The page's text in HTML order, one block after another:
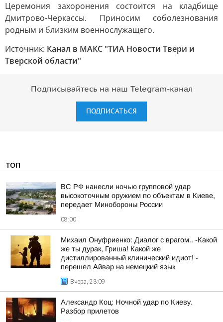
Церемония захоронения состоится на кладбище
Дмитрово-Черкассы. Приносим соболезнования
родным и близким военнослужащего.
Источник: Канал в МАКС "ТИА Новости Твери и
Тверской области"
Подписывайтесь на наш Telegram-канал
ПОДПИСАТЬСЯ
ТОП
ВС РФ нанесли ночью групповой удар
высокоточным оружием по объектам в Киеве,
передает Минобороны России
08:00
Михаил Онуфриенко: Диалог с врагом.. -Какой
же ты дурак, Гриша! Какой же
дистиллированный клинический идиот! -
перешел Айвар на немецкий язык
Вчера, 23:09
Александр Коц: Ночной удар по Киеву.
Разбор прилетов